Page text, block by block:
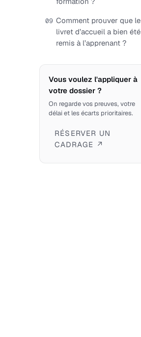
09 Comment prouver que le
livret d’accueil a bien été
remis à l’apprenant ?
Vous voulez l'appliquer à
votre dossier ?
On regarde vos preuves, votre
délai et les écarts prioritaires.
RÉSERVER UN
CADRAGE ↗